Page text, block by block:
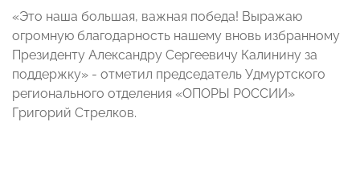
«Это наша большая, важная победа! Выражаю
огромную благодарность нашему вновь избранному
Президенту Александру Сергеевичу Калинину за
поддержку» - отметил председатель Удмуртского
регионального отделения «ОПОРЫ РОССИИ»
Григорий Стрелков.